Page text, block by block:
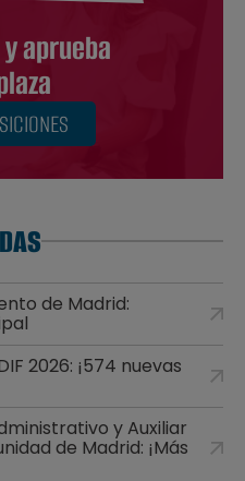
aprueba
de Madrid:
2026: ¡574 nuevas
y Auxiliar
de Madrid: ¡Más